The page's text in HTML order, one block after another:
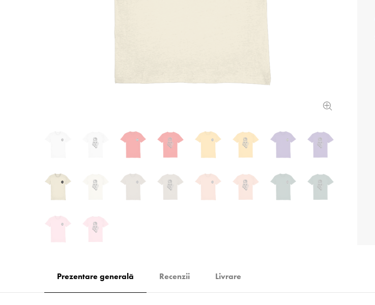
Prezentare generală Recenzii Livrare